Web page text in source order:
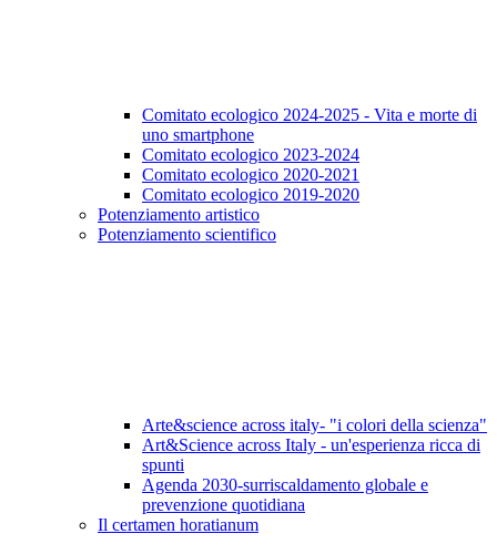
Comitato ecologico 2024-2025 - Vita e morte di
uno smartphone
Comitato ecologico 2023-2024
Comitato ecologico 2020-2021
Comitato ecologico 2019-2020
Potenziamento artistico
Potenziamento scientifico
Arte&science across italy- "i colori della scienza"
Art&Science across Italy - un'esperienza ricca di
spunti
Agenda 2030-surriscaldamento globale e
prevenzione quotidiana
Il certamen horatianum